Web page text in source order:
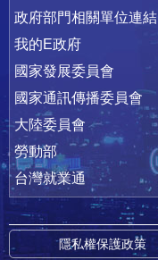
政府部門相關單位連結
我的E政府
國家發展委員會
國家通訊傳播委員會
大陸委員會
勞動部
台灣就業通
隱私權保護政策